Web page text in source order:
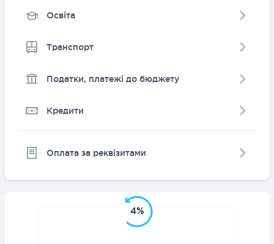
Освіта
Транспорт
Податки, платежі до бюджету
Кредити
Оплата за реквізитами
4%